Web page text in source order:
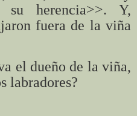
su herencia>>. Y,
fuera de la viña
el dueño de la viña,
labradores?